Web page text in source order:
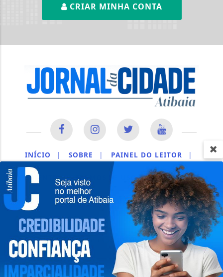
CRIAR MINHA CONTA
INÍCIO | SOBRE | PAINEL DO LEITOR |
EXPEDIENTE | TERMOS DE USO E PRIVACIDADE |
CONTATO